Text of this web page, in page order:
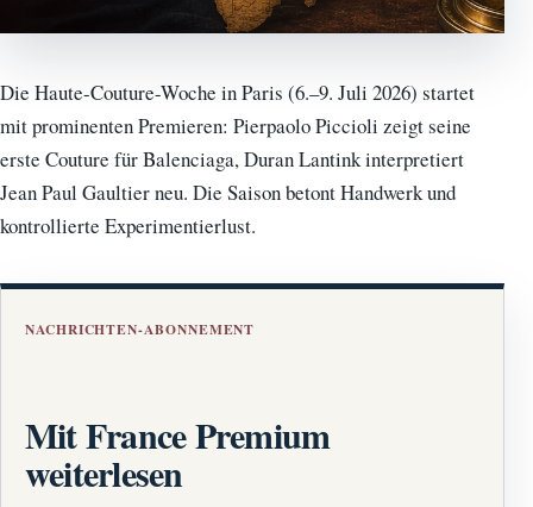
Die Haute-Couture-Woche in Paris (6.–9. Juli 2026) startet
mit prominenten Premieren: Pierpaolo Piccioli zeigt seine
erste Couture für Balenciaga, Duran Lantink interpretiert
Jean Paul Gaultier neu. Die Saison betont Handwerk und
kontrollierte Experimentierlust.
NACHRICHTEN-ABONNEMENT
Mit France Premium
weiterlesen